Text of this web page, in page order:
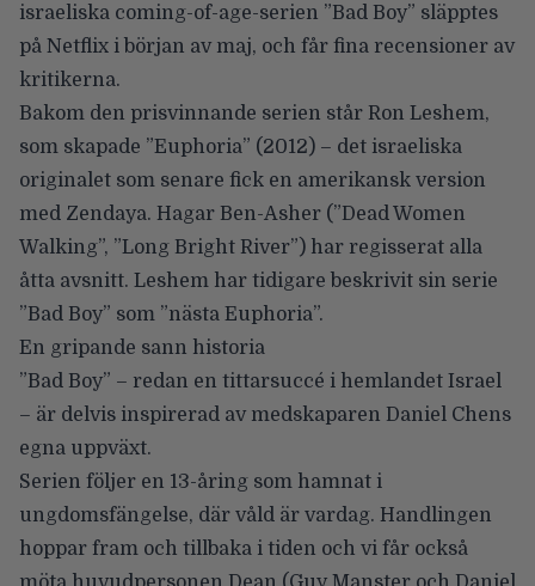
israeliska coming-of-age-serien ”Bad Boy” släpptes
på Netflix i början av maj, och får fina recensioner av
kritikerna.
Bakom den prisvinnande serien står Ron Leshem,
som skapade ”Euphoria” (2012) – det israeliska
originalet som senare fick en amerikansk version
med Zendaya. Hagar Ben-Asher (”Dead Women
Walking”, ”Long Bright River”) har regisserat alla
åtta avsnitt. Leshem har tidigare beskrivit sin serie
”Bad Boy” som ”nästa Euphoria”.
En gripande sann historia
”Bad Boy” – redan en tittarsuccé i hemlandet Israel
– är delvis inspirerad av medskaparen Daniel Chens
egna uppväxt.
Serien följer en 13-åring som hamnat i
ungdomsfängelse, där våld är vardag. Handlingen
hoppar fram och tillbaka i tiden och vi får också